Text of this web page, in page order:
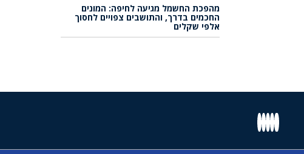
מהפכת החשמל מגיעה לחיפה: המונים
החכמים בדרך, והתושבים צפויים לחסוך
אלפי שקלים